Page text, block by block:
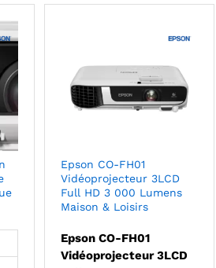
Epson CO-FH01
Vidéoprojecteur 3LCD
Full HD 3 000 Lumens
Maison & Loisirs
Epson CO-FH01
Vidéoprojecteur 3LCD